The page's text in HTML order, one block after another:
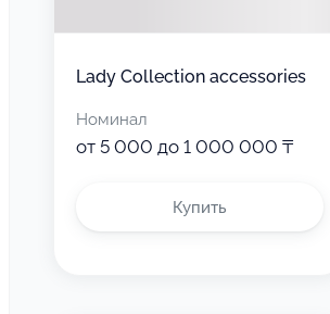
Lady Collection accessories
Номинал
от 5 000 до 1 000 000 ₸
Купить